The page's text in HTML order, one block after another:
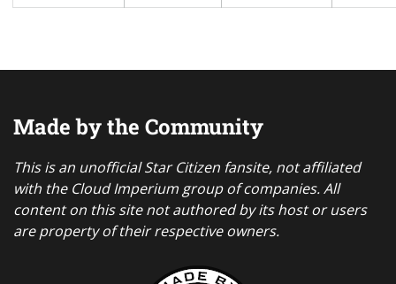
Made by the Community
This is an unofficial Star Citizen fansite, not affiliated
with the Cloud Imperium group of companies. All
content on this site not authored by its host or users
are property of their respective owners.